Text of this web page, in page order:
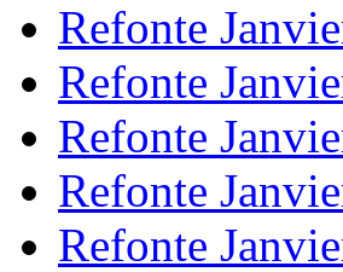
Refonte
Refonte
Refonte
Refonte
Refonte